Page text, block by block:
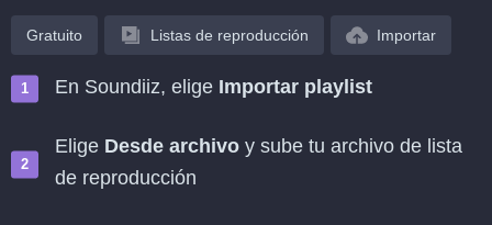
Gratuito Listas de reproducción Importar
En Soundiiz, elige Importar playlist
Elige Desde archivo y sube tu archivo de lista
de reproducción